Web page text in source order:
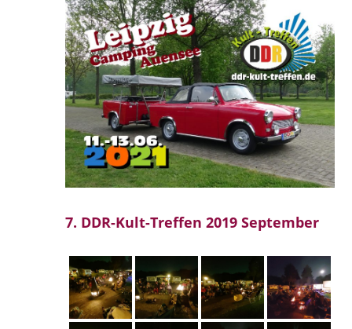
7. DDR-Kult-Treffen 2019 September